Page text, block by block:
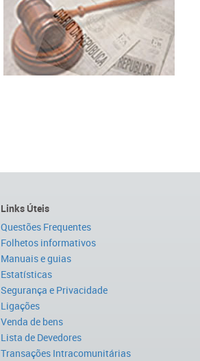
Links Úteis
Questões Frequentes
Folhetos informativos
Manuais e guias
Estatísticas
Segurança e Privacidade
Ligações
Venda de bens
Lista de Devedores
Transações Intracomunitárias